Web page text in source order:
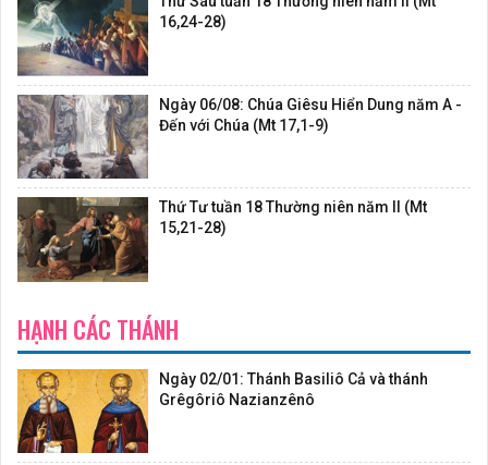
16,24-28)
Ngày 06/08: Chúa Giêsu Hiển Dung năm A -
Đến với Chúa (Mt 17,1-9)
Thứ Tư tuần 18 Thường niên năm II (Mt
15,21-28)
HẠNH CÁC THÁNH
Ngày 02/01: Thánh Basiliô Cả và thánh
Grêgôriô Nazianzênô